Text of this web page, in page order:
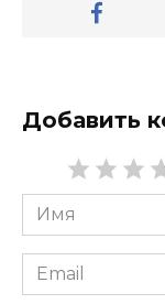
Добавить
Имя
*
Email
*